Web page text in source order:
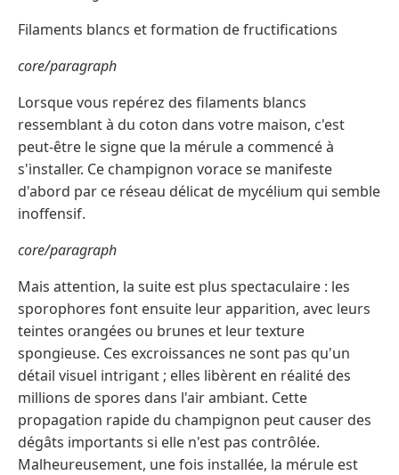
Filaments blancs et formation de fructifications
core/paragraph
Lorsque vous repérez des filaments blancs
ressemblant à du coton dans votre maison, c'est
peut-être le signe que la mérule a commencé à
s'installer. Ce champignon vorace se manifeste
d'abord par ce réseau délicat de mycélium qui semble
inoffensif.
core/paragraph
Mais attention, la suite est plus spectaculaire : les
sporophores font ensuite leur apparition, avec leurs
teintes orangées ou brunes et leur texture
spongieuse. Ces excroissances ne sont pas qu'un
détail visuel intrigant ; elles libèrent en réalité des
millions de spores dans l'air ambiant. Cette
propagation rapide du champignon peut causer des
dégâts importants si elle n'est pas contrôlée.
Malheureusement, une fois installée, la mérule est